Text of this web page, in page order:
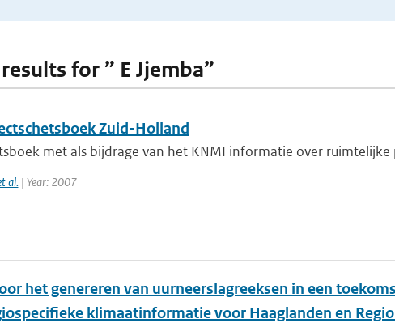
for ” E Jjemba”
Zuid-Holland
met als bijdrage van het KNMI informatie over
al.| Year: 2007
het genereren van uurneerslagreeksen in een
klimaatinformatie voor Haaglanden en